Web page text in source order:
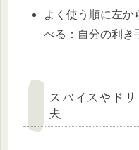
よく使う順に左か
べる：自分の利き
スパイスやド
夫